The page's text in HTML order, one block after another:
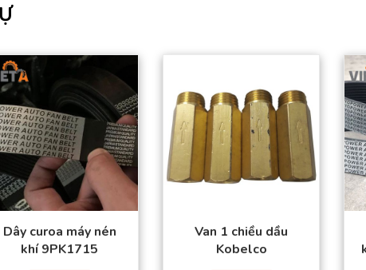
Sản phẩm đạt tiêu
chuẩn chất lượng
cao.
Hàng có sẵn trong
kho
Giá thành tốt nhất thị
trường.
Đặt mua thuận tiện –
Giao hàng toàn quốc
Dây curoa máy nén
khí 9PK1715
Van 1 chiều dầu
Kobelco